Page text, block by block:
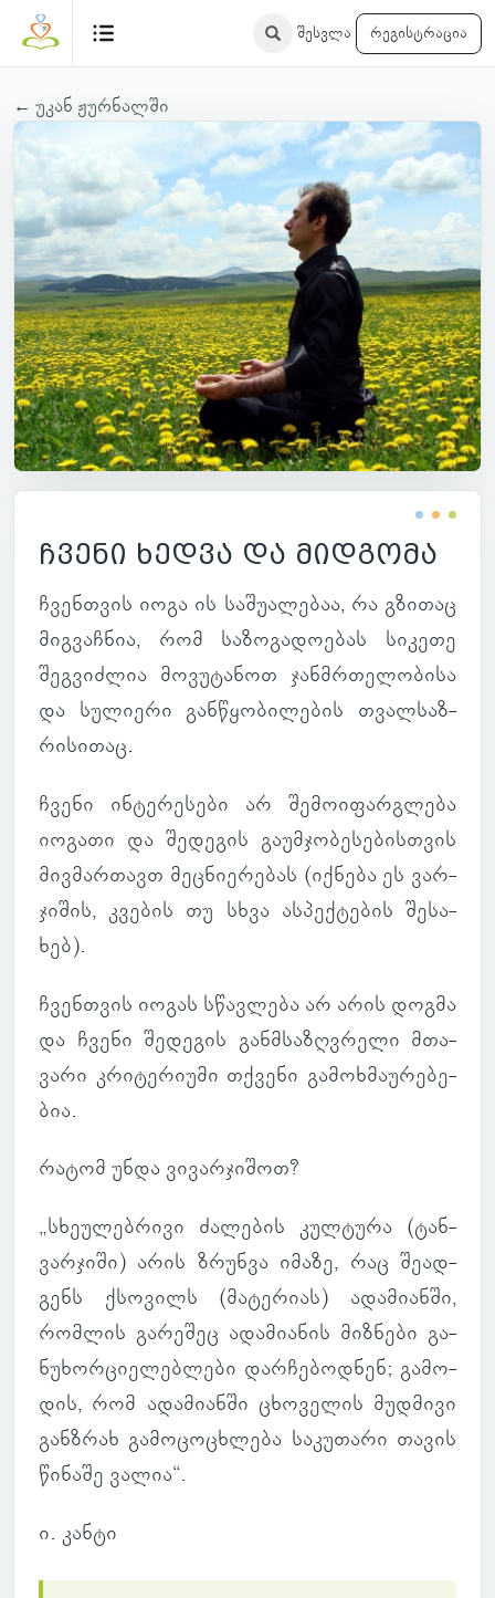
შესვლა რეგისტრაცია
← უკან ჟურნალში
ჩვენი ხედვა და მიდგომა
ჩვენ­თვის იოგა ის სა­შუ­ა­ლე­ბაა, რა გზი­თაც
მიგ­ვაჩ­ნია, რომ სა­ზო­გა­დო­ე­ბას სი­კეთე
შეგ­ვიძ­ლია მო­ვუ­ტა­ნოთ ჯან­მრთე­ლო­ბისა
და სუ­ლი­ერი გან­წყო­ბი­ლე­ბის თვალ­საზ­
რი­სი­თაც.
ჩვენი ინ­ტე­რე­სები არ შე­მო­ი­ფარ­გლება
იო­გათი და შე­დე­გის გა­უმ­ჯო­ბე­სე­ბის­თვის
მივ­მარ­თავთ მეც­ნი­ე­რე­ბას (იქ­ნება ეს ვარ­
ჯი­შის, კვე­ბის თუ სხვა ას­პექ­ტე­ბის შე­სა­
ხებ).
ჩვენ­თვის იოგას სწავ­ლება არ არის დოგმა
და ჩვენი შე­დე­გის გან­მსა­ზღვრელი მთა­
ვარი კრი­ტე­რი­უმი თქვენი გა­მოხ­მა­უ­რე­ბე­
ბია.
რატომ უნდა ვი­ვარ­ჯი­შოთ?
„სხე­უ­ლებ­რივი ძა­ლე­ბის კულ­ტურა (ტან­
ვარ­ჯიში) არის ზრუნვა იმაზე, რაც შე­ად­
გენს ქსო­ვილს (მა­ტე­რიას) ადა­მი­ანში,
რომ­ლის გა­რე­შეც ადა­მი­ა­ნის მიზ­ნები გა­
ნუ­ხორ­ცი­ე­ლებ­ლები დარ­ჩე­ბოდ­ნენ; გა­მო­
დის, რომ ადა­მი­ანში ცხო­ვე­ლის მუდ­მივი
გან­ზრახ გა­მო­ცო­ცხლება სა­კუ­თარი თავის
წი­ნაშე ვალია“.
ი. კანტი